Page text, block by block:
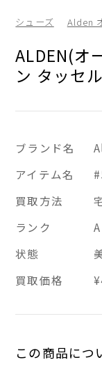
シューズ Alden
ALDEN(オ
ン タッセ
ブランド名
アイテム名
買取方法
ランク
A
状態
買取価格
この商品につ